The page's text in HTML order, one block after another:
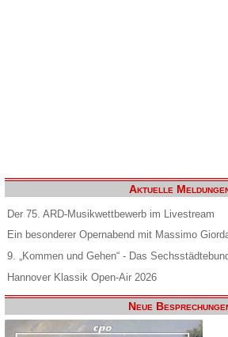
Aktuelle
Der 75. ARD-Musikwettbewerb im Livestream
Ein besonderer Opernabend mit Massimo
9. „Kommen und Gehen“ - Das
Hannover Klassik Open-Air 2026
Neue